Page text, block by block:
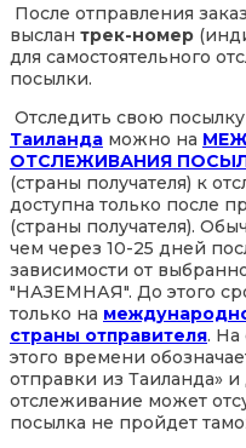
После отправления
выслан трек-номер
для самостоятельного
посылки.
Отследить свою
Таиланда можно на
ОТСЛЕЖИВАНИЯ
(страны получателя) к
доступна только после
(страны получателя).
чем через 10-25 дней
зависимости от
"НАЗЕМНАЯ". До этого
только на
страны отправителя. На
этого времени
отправки из Таиланда»
отслеживание может
посылка не пройдет